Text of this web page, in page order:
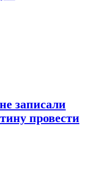
записали
провести